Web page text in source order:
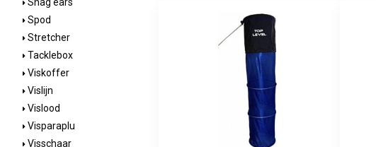
Spod
Stretcher
Tacklebox
Viskoffer
Vislijn
Vislood
Visparaplu
Visschaar